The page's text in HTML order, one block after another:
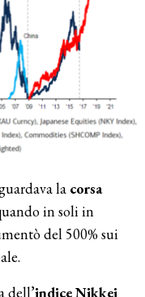
la corsa
in soli in
del 500% sui
dell’indice Nikkei